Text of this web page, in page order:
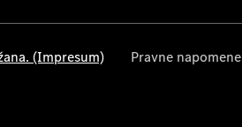
(Impresum) Pravne napomene